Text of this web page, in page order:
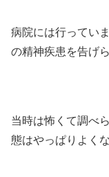
病院には行ってい
の精神疾患を告げ
当時は怖くて調べ
態はやっぱりよく